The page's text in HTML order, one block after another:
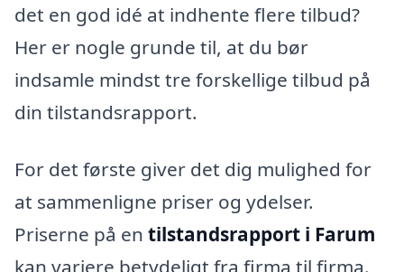
det en god idé at indhente flere tilbud?
Her er nogle grunde til, at du bør
indsamle mindst tre forskellige tilbud på
din tilstandsrapport.
For det første giver det dig mulighed for
at sammenligne priser og ydelser.
Priserne på en tilstandsrapport i Farum